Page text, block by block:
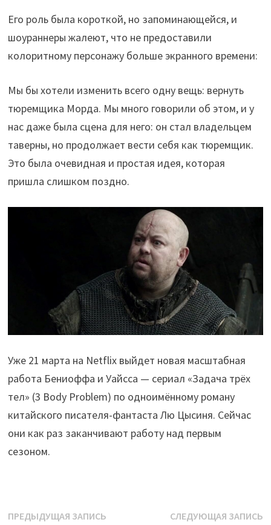
Его роль была короткой, но запоминающейся, и
шоураннеры жалеют, что не предоставили
колоритному персонажу больше экранного времени:
Мы бы хотели изменить всего одну вещь: вернуть
тюремщика Морда. Мы много говорили об этом, и у
нас даже была сцена для него: он стал владельцем
таверны, но продолжает вести себя как тюремщик.
Это была очевидная и простая идея, которая
пришла слишком поздно.
Уже 21 марта на Netflix выйдет новая масштабная
работа Бениоффа и Уайсса — сериал «Задача трёх
тел» (3 Body Problem) по одноимённому роману
китайского писателя-фантаста Лю Цысиня. Сейчас
они как раз заканчивают работу над первым
сезоном.
Навигация
ПРЕДЫДУЩАЯ ЗАПИСЬПредыдущая
СЛЕДУЮЩАЯ ЗАПИСЬ